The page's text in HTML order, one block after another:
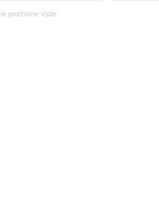
prochaine visite.